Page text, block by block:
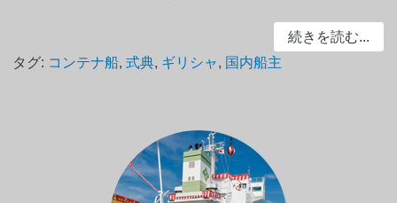
続きを読む...
タグ: コンテナ船,式典, ギリシャ, 国内船主